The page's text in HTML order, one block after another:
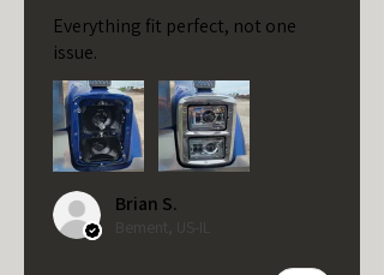
Everything fit perfect, not one
issue.
Brian S.
Bement, US-IL